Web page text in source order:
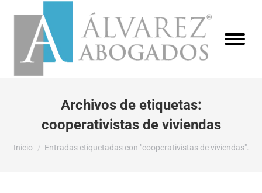
Archivos de etiquetas:
cooperativistas de viviendas
Estás aquí:
Inicio Entradas etiquetadas con "cooperativistas de viviendas".